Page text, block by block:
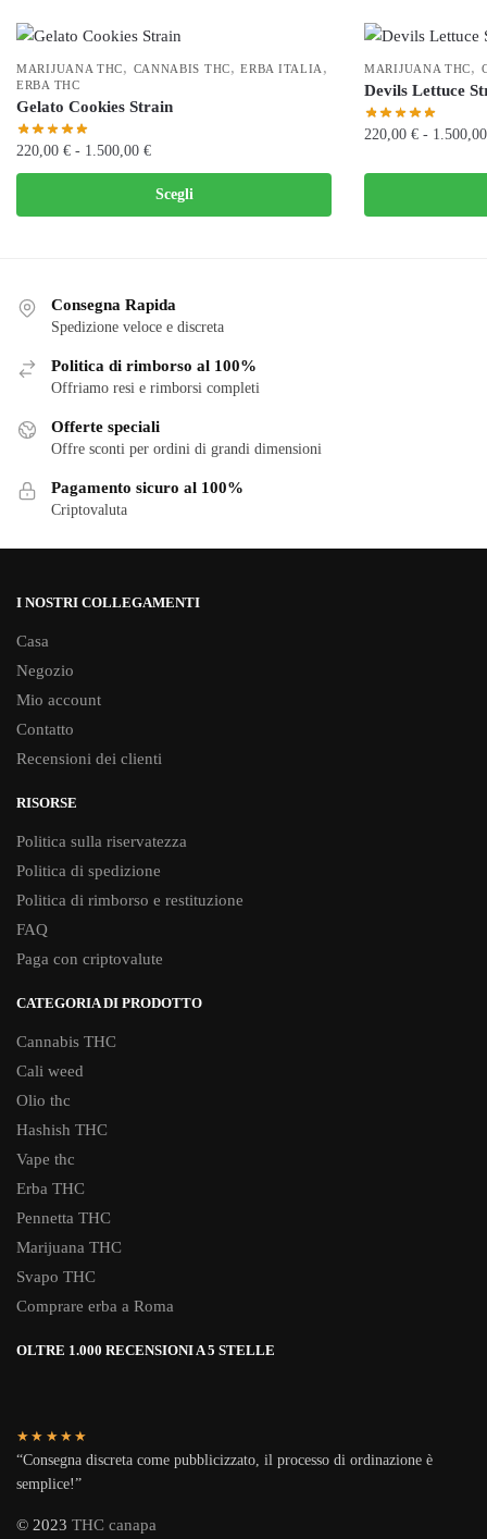
MARIJUANA THC, CANNABIS THC,ERBA ITALIA ,
ERBA THC
Gelato Cookies Strain
220,00 € - 1.500,00 €Fascia
di
prezzo:
da
Scegli
prodotto
Le
possono
essere
scelte
del
MARIJUANA THC,
Devils Lettuce
220,00 € -
Questo
Consegna Rapida
Spedizione veloce e discreta
Politica di rimborso al 100%
Offriamo resi e rimborsi completi
Offerte speciali
Offre sconti per ordini di grandi dimensioni
Pagamento sicuro al 100%
Criptovaluta
I NOSTRI COLLEGAMENTI
Casa
Negozio
Mio account
Contatto
Recensioni dei clienti
RISORSE
Politica sulla riservatezza
Politica di spedizione
Politica di rimborso e restituzione
FAQ
Paga con criptovalute
CATEGORIA DI PRODOTTO
Cannabis THC
Cali weed
Olio thc
Hashish THC
Vape thc
Erba THC
Pennetta THC
Marijuana THC
Svapo THC
Comprare erba a Roma
OLTRE 1.000 RECENSIONI A 5 STELLE
★★★★★
“Consegna discreta come pubblicizzato, il processo di ordinazione è
semplice!”
© 2023 THC canapa